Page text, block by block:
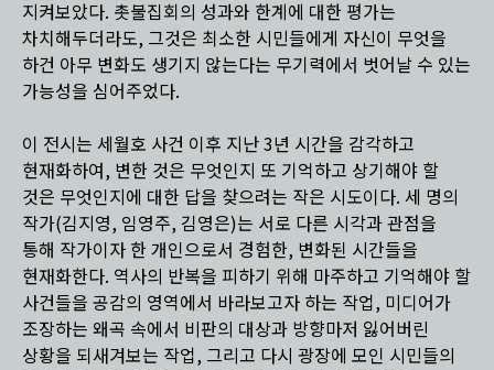
지켜보았다. 촛불집회의 성과와 한계에 대한 평가는
차치해두더라도, 그것은 최소한 시민들에게 자신이 무엇을
하건 아무 변화도 생기지 않는다는 무기력에서 벗어날 수 있는
가능성을 심어주었다.
이 전시는 세월호 사건 이후 지난 3년 시간을 감각하고
현재화하여, 변한 것은 무엇인지 또 기억하고 상기해야 할
것은 무엇인지에 대한 답을 찾으려는 작은 시도이다. 세 명의
작가(김지영, 임영주, 김영은)는 서로 다른 시각과 관점을
통해 작가이자 한 개인으로서 경험한, 변화된 시간들을
현재화한다. 역사의 반복을 피하기 위해 마주하고 기억해야 할
사건들을 공감의 영역에서 바라보고자 하는 작업, 미디어가
조장하는 왜곡 속에서 비판의 대상과 방향마저 잃어버린
상황을 되새겨보는 작업, 그리고 다시 광장에 모인 시민들의